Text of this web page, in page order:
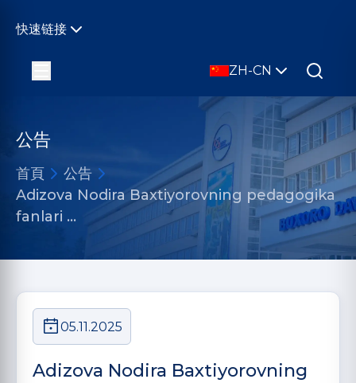
快速链接
ZH-CN
公告
首頁
公告
Adizova Nodira Baxtiyorovning pedagogika
fanlari …
05.11.2025
Adizova Nodira Baxtiyorovning